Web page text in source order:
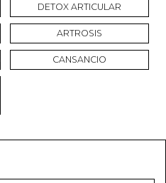
DETOX ARTICULAR
ARTROSIS
CANSANCIO